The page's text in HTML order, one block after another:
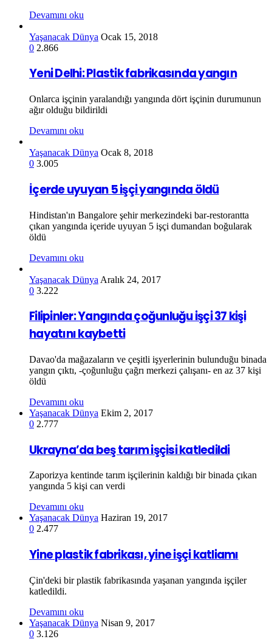
Devamını oku
Yaşanacak Dünya Ocak 15, 2018
0 2.866
Yeni Delhi: Plastik fabrikasında yangın
Onlarca işçinin yaralandığı yangında dört işçinin durumunun
ağır olduğu bildirildi
Devamını oku
Yaşanacak Dünya Ocak 8, 2018
0 3.005
İçerde uyuyan 5 işçi yangında öldü
Hindistan'ın Bangalore şehir merkezindeki bar-restorantta
çıkan yangında içeride uyuyan 5 işçi dumandan boğularak
öldü
Devamını oku
Yaşanacak Dünya Aralık 24, 2017
0 3.222
Filipinler: Yangında çoğunluğu işçi 37 kişi
hayatını kaybetti
Davao'da mağazaların ve çeşitli işyerlerinin bulunduğu binada
yangın çıktı, -çoğunluğu çağrı merkezi çalışanı- en az 37 kişi
öldü
Devamını oku
Yaşanacak Dünya Ekim 2, 2017
0 2.777
Ukrayna’da beş tarım işçisi katledildi
Zaporizya kentinde tarım işçilerinin kaldığı bir binada çıkan
yangında 5 kişi can verdi
Devamını oku
Yaşanacak Dünya Haziran 19, 2017
0 2.477
Yine plastik fabrikası, yine işçi katliamı
Çin'deki bir plastik fabrikasında yaşanan yangında işçiler
katledildi.
Devamını oku
Yaşanacak Dünya Nisan 9, 2017
0 3.126